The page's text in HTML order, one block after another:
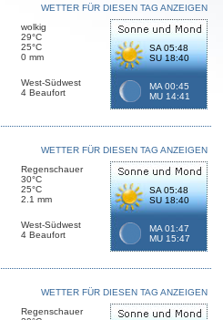
WETTER FÜR DIESEN TAG ANZEIGEN
wolkig
29°C
25°C
0 mm
SA 05:48
SU 18:40
MA 00:45
MU 14:41
West-Südwest
4 Beaufort
WETTER FÜR DIESEN TAG ANZEIGEN
Regenschauer
30°C
25°C
2.1 mm
SA 05:48
SU 18:40
MA 01:47
MU 15:47
West-Südwest
4 Beaufort
WETTER FÜR DIESEN TAG ANZEIGEN
Regenschauer